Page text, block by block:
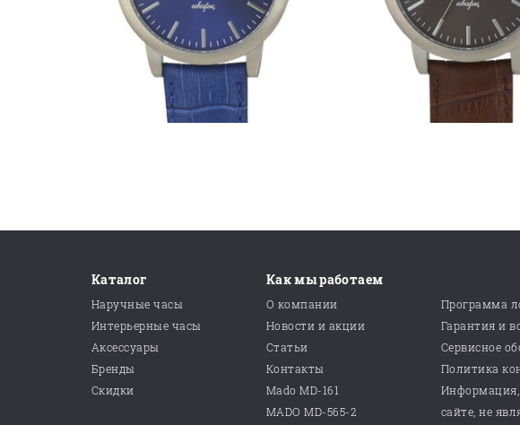
Каталог
Наручные часы
Интерьерные часы
Аксессуары
Бренды
Скидки
Как мы работаем
О компании
Новости и акции
Статьи
Контакты
Mado MD-161
MADO MD-565-2
Программа
Гарантия и
Сервисное
Политика
Информация,
сайте, не